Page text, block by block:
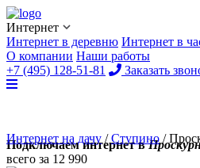
Интернет
Интернет в деревню Интернет в
О компании Наши работы
+7 (495) 128-51-81
Заказать
Интернет на дачу / Ступино /
Подключаем интернет в
всего за 12 990